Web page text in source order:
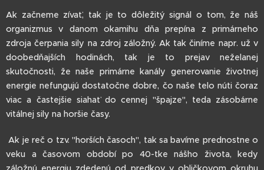
Ak začneme zívať, tak je to dôležitý signál o tom, že náš
organizmus v danom okamihu dňa prepína z primárneho
zdroja čerpania sily na zdroj záložný. Ak tak činíme napr. už v
doobedňajších hodinách, tak je to prejav neželanej
skutočnosti, že naše primárne kanály generovanie životnej
energie nefungujú dostatočne dobre, čo naše telo núti čoraz
viac a častejšie siahať do cennej "špajze", teda zásobárne
vitálnej sily na horšie časy.
Ak je reč o tzv. "horších časoch", tak sa bavíme prednostne o
veku a časovom období po 40-tke nášho života, kedy